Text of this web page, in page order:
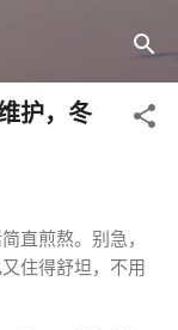
护，冬
直煎熬。别急，
住得舒坦，不用